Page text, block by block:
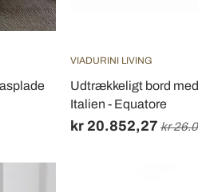
VIADURINI LIVING
Udtrækkeligt bord
Italien - Equatore
kr 20.852,27 kr